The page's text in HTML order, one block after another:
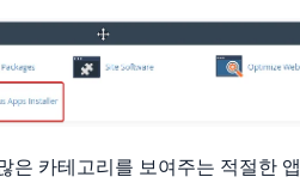
은 카테고리를 보여주는 적절한